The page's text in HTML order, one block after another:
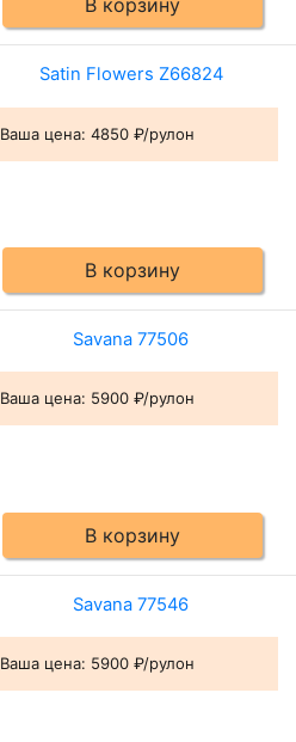
В корзину
Satin Flowers Z66824
Ваша цена: 4850 ₽/рулон
В корзину
Savana 77506
Ваша цена: 5900 ₽/рулон
В корзину
Savana 77546
Ваша цена: 5900 ₽/рулон